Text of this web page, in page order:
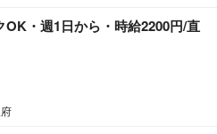
・週1日から・時給2200円/直